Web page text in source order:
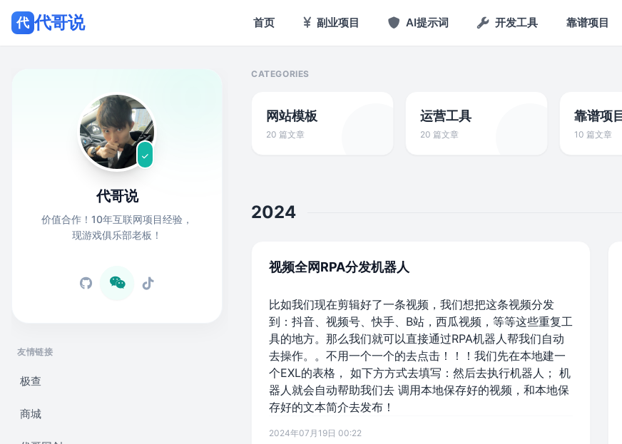
代 代哥说 首页 副业项目 AI提示词 开发工具 靠谱项目
代哥说
价值合作！10年互联网项目经验，
现游戏俱乐部老板！
友情链接
极查
商城
CATEGORIES
网站模板
20 篇文章
运营工具
20 篇文章
靠谱项目
10 篇文章
2024
视频全网RPA分发机器人
比如我们现在剪辑好了一条视频，我们想把这条视频分发
到：抖音、视频号、快手、B站，西瓜视频，等等这些重复工
具的地方。那么我们就可以直接通过RPA机器人帮我们自动
去操作。。不用一个一个的去点击！！！我们先在本地建一
个EXL的表格， 如下方方式去填写：然后去执行机器人； 机
器人就会自动帮助我们去 调用本地保存好的视频，和本地保
存好的文本简介去发布！
2024年07月19日 00:22